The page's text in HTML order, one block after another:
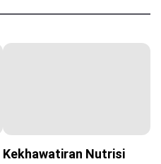
Kekhawatiran Nutrisi